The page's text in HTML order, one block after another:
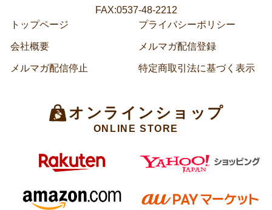
FAX:0537-48-2212
トップページ
プライバシーポリシー
会社概要 メルマガ配信登録
メルマガ配信停止 特定商取引法に基づく表示
オンラインショップ
ONLINE STORE